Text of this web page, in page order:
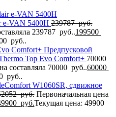
e-VAN 5400H 239787руб.
239787 руб..199500
руб..
Предпусковой
Top Evo Comfort+ 70000
составляла 70000 руб..60000
руб..
W1060SR, сдвижное
руб. Первоначальная цена
руб.Текущая цена: 49900